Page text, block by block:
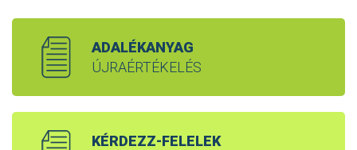
ADALÉKANYAG
ÚJRAÉRTÉKELÉS
KÉRDEZZ-FELELEK